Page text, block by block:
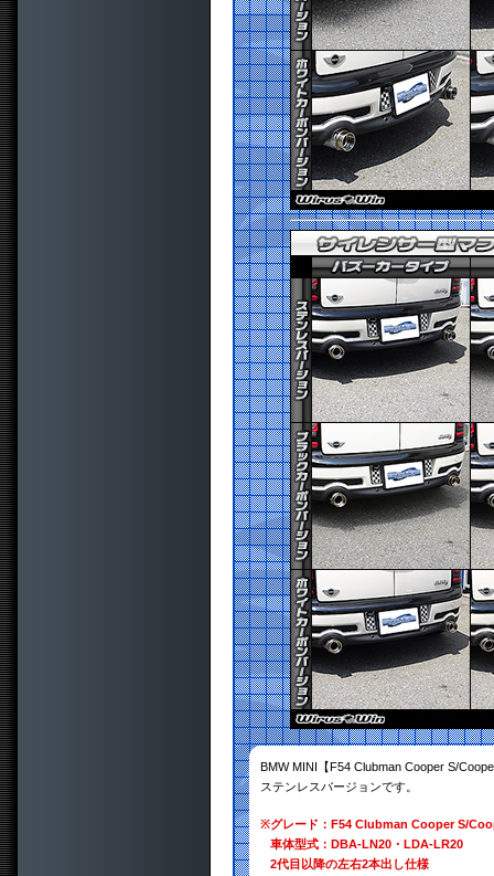
BMW MINI【F54 Clubman Cooper S/
ステンレスバージョンです。
※グレード：F54 Clubman Cooper S/
車体型式：DBA-LN20・LDA-LR20
2代目以降の左右2本出し仕様